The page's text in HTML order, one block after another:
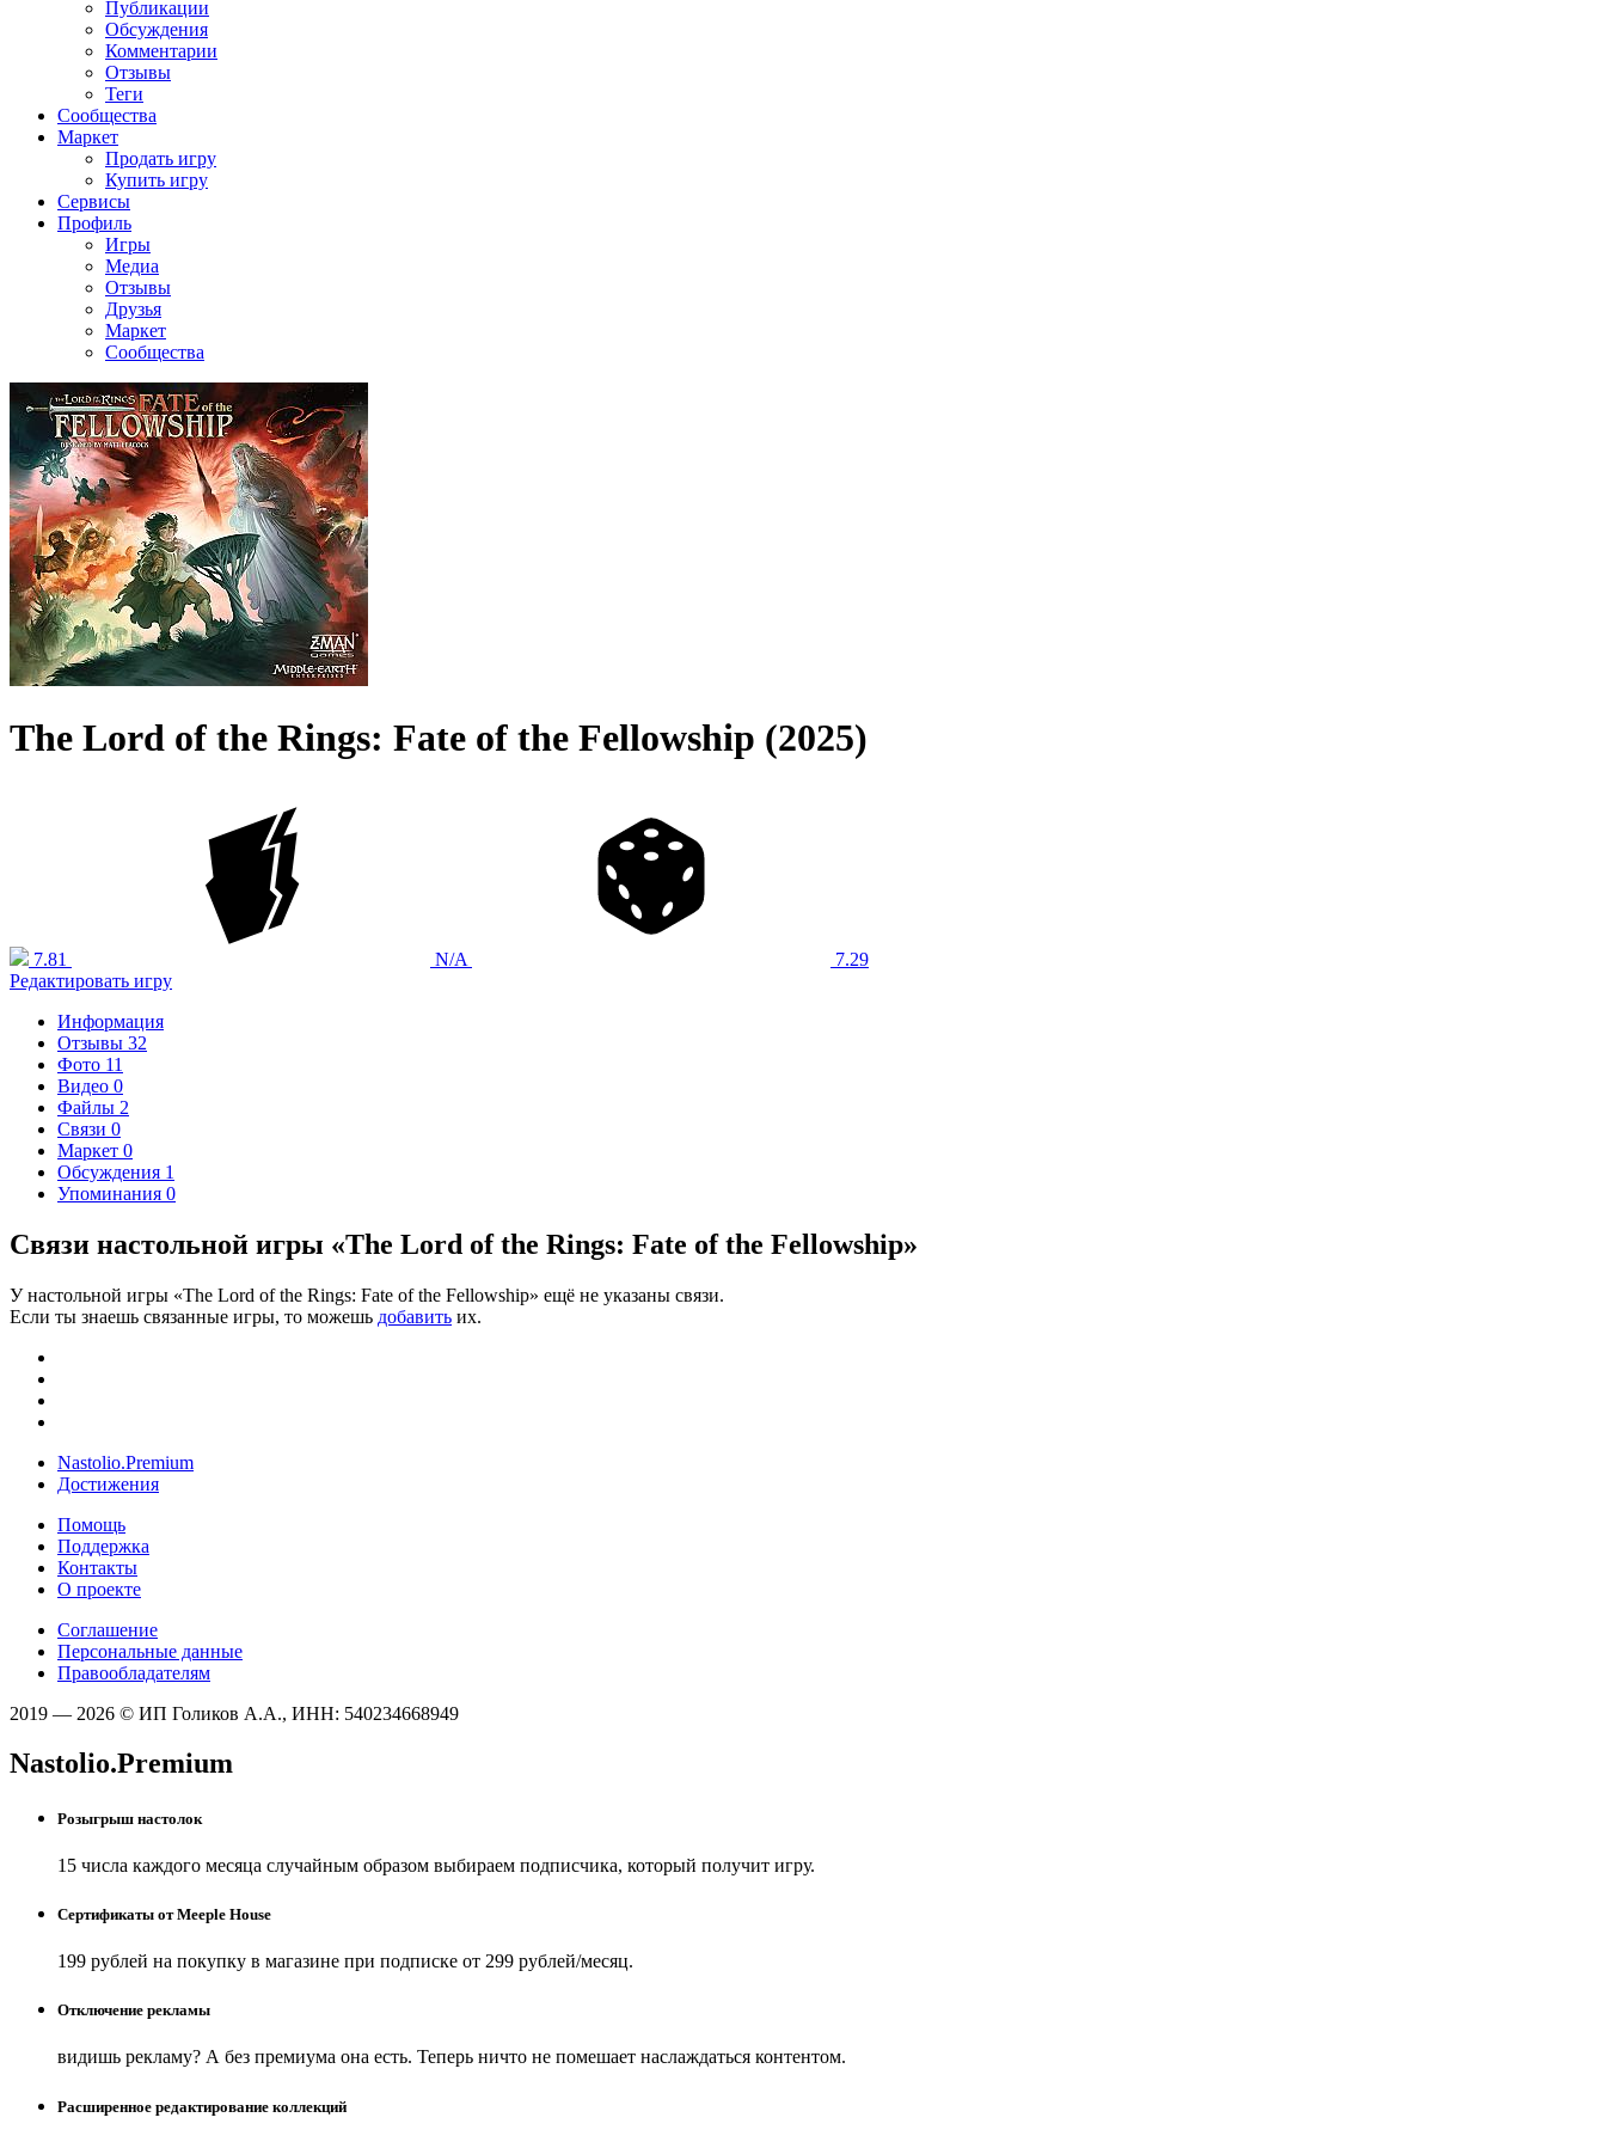
Публикации
Обсуждения
Комментарии
Отзывы
Теги
Сообщества
Маркет
Продать игру
Купить игру
Сервисы
Профиль
Игры
Медиа
Отзывы
Друзья
Маркет
Сообщества
The Lord of the Rings: Fate of the Fellowship (2025)
7.81 N/A
7.29
Редактировать игру
Информация
Отзывы 32
Фото 11
Видео 0
Файлы 2
Связи 0
Маркет 0
Обсуждения 1
Упоминания 0
Связи настольной игры «The Lord of the Rings: Fate of the Fellowship»
У настольной игры «The Lord of the Rings: Fate of the Fellowship» ещё не указаны связи.
Если ты знаешь связанные игры, то можешь добавить их.
Nastolio.Premium
Достижения
Помощь
Поддержка
Контакты
О проекте
Соглашение
Персональные данные
Правообладателям
2019 — 2026 © ИП Голиков А.А., ИНН: 540234668949
Nastolio.Premium
Розыгрыш настолок
15 числа каждого месяца случайным образом выбираем подписчика, который получит игру.
Сертификаты от Meeple House
199 рублей на покупку в магазине при подписке от 299 рублей/месяц.
Отключение рекламы
видишь рекламу? А без премиума она есть. Теперь ничто не помешает наслаждаться контентом.
Расширенное редактирование коллекций